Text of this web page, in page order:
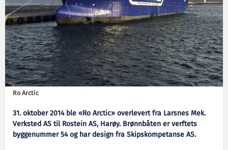
Ro Arctic
31. oktober 2014 ble «Ro Arctic» overlevert fra Larsnes Mek.
Verksted AS til Rostein AS, Harøy. Brønnbåten er verftets
byggenummer 54 og har design fra Skipskompetanse AS.